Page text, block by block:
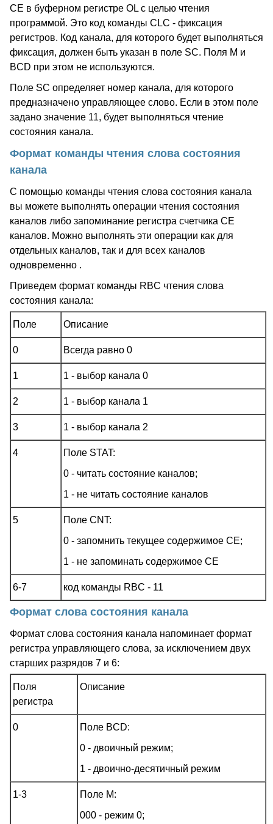
CE в буферном регистре OL с целью чтения
программой. Это код команды CLC - фиксация
регистров. Код канала, для которого будет выполняться
фиксация, должен быть указан в поле SC. Поля M и
BCD при этом не используются.
Поле SC определяет номер канала, для которого
предназначено управляющее слово. Если в этом поле
задано значение 11, будет выполняться чтение
состояния канала.
Формат команды чтения слова состояния
канала
С помощью команды чтения слова состояния канала
вы можете выполнять операции чтения состояния
каналов либо запоминание регистра счетчика CE
каналов. Можно выполнять эти операции как для
отдельных каналов, так и для всех каналов
одновременно .
Приведем формат команды RBC чтения слова
состояния канала:
Поле Описание
0 Всегда равно 0
1 1 - выбор канала 0
2 1 - выбор канала 1
3 1 - выбор канала 2
4
Поле STAT:
0 - читать состояние каналов;
1 - не читать состояние каналов
5
Поле CNT:
0 - запомнить текущее содержимое CE;
1 - не запоминать содержимое CE
6-7 код команды RBC - 11
Формат слова состояния канала
Формат слова состояния канала напоминает формат
регистра управляющего слова, за исключением двух
старших разрядов 7 и 6:
Поля
регистра
Описание
0
Поле BCD:
0 - двоичный режим;
1 - двоично-десятичный режим
1-3
Поле M:
000 - режим 0;